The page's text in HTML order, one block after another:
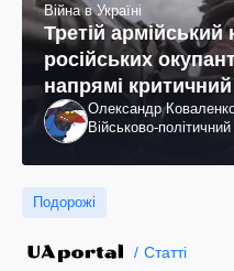
Війна в Україні
Третій
російських
напрямі
вдалося
Олександр
Військово-
Подорожі
Статті